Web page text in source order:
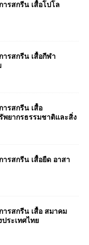
ารสกรีน เสื้อโปโล
ารสกรีน เสื้อกีฬา
ารสกรีน เสื้อ
ยากรธรรมชาติและสิ่ง
ารสกรีน เสื้อยืด อาสา
ารสกรีน เสื้อ สมาคม
ระเทศไทย